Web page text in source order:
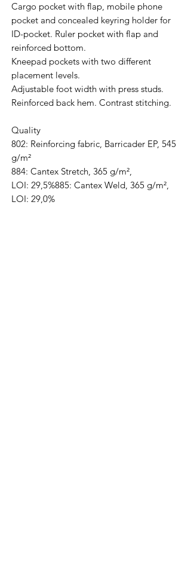
Cargo pocket with flap, mobile phone
pocket and concealed keyring holder for
ID-pocket. Ruler pocket with flap and
reinforced bottom.
Kneepad pockets with two different
placement levels.
Adjustable foot width with press studs.
Reinforced back hem. Contrast stitching.
Quality
802: Reinforcing fabric, Barricader EP, 545
g/m²
884: Cantex Stretch, 365 g/m²,
LOI: 29,5%885: Cantex Weld, 365 g/m²,
LOI: 29,0%